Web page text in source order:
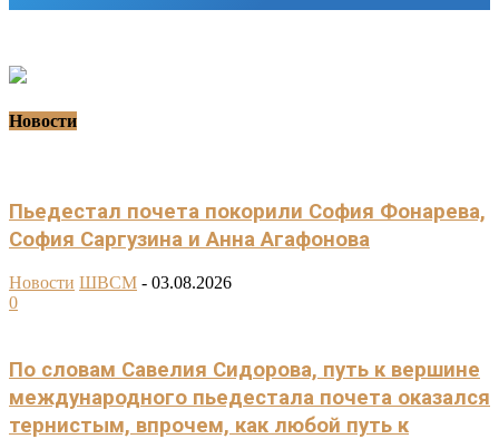
Новости
Пьедестал почета покорили София Фонарева,
София Саргузина и Анна Агафонова
Новости ШВСМ - 03.08.2026
0
По словам Савелия Сидорова, путь к вершине
международного пьедестала почета оказался
тернистым, впрочем, как любой путь к